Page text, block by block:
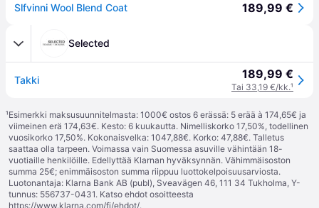
Slfvinni Wool Blend Coat 189,99 €
Selected
Takki 189,99 €
Tai 33,19 €/kk.¹
¹Esimerkki maksusuunnitelmasta: 1000€ ostos 6 erässä: 5 erää à 174,65€ ja
viimeinen erä 174,63€. Kesto: 6 kuukautta. Nimelliskorko 17,50%, todellinen
vuosikorko 17,50%. Kokonaisvelka: 1047,88€. Korko: 47,88€. Talletus
saattaa olla tarpeen. Voimassa vain Suomessa asuville vähintään 18-
vuotiaille henkilöille. Edellyttää Klarnan hyväksynnän. Vähimmäisoston
summa 25€; enimmäisoston summa riippuu luottokelpoisuusarviosta.
Luotonantaja: Klarna Bank AB (publ), Sveavägen 46, 111 34 Tukholma, Y-
tunnus: 556737-0431. Katso ehdot osoitteesta
https://www.klarna.com/fi/ehdot/.